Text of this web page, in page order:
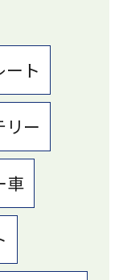
ート
リー
車